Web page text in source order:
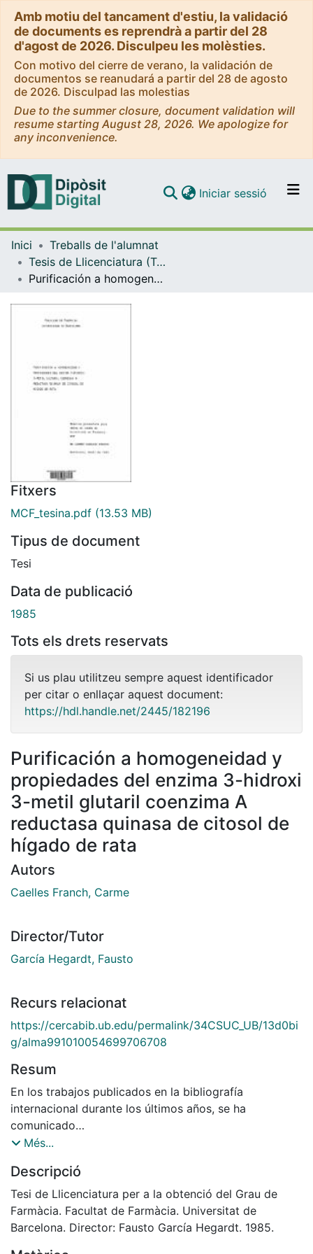
Amb motiu del tancament d'estiu, la validació
de documents es reprendrà a partir del 28
d'agost de 2026. Disculpeu les molèsties.
Con motivo del cierre de verano, la validación de
documentos se reanudará a partir del 28 de agosto
de 2026. Disculpad las molestias
Due to the summer closure, document validation will
resume starting August 28, 2026. We apologize for
any inconvenience.
Navega per tot el DD
Iniciar sessió (current)
Inici
Treballs de l'alumnat
Tesis de Llicenciatura (Tesines) - Farmàcia
Purificación a homogeneidad y propiedades del enzima 3-hidroxi 3-metil glutaril coenzima A reductasa quinasa de citosol de hígado de rata
Fitxers
MCF_tesina.pdf (13.53 MB)
Tipus de document
Tesi
Data de publicació
1985
Tots els drets reservats
Si us plau utilitzeu sempre aquest identificador
per citar o enllaçar aquest document:
https://hdl.handle.net/2445/182196
Purificación a homogeneidad y
propiedades del enzima 3-hidroxi
3-metil glutaril coenzima A
reductasa quinasa de citosol de
hígado de rata
Autors
Caelles Franch, Carme
Director/Tutor
García Hegardt, Fausto
Recurs relacionat
https://cercabib.ub.edu/permalink/34CSUC_UB/13d0bi
g/alma991010054699706708
Resum
En los trabajos publicados en la bibliografía
internacional durante los últimos años, se ha
comunicado
la purificación hasta homogeneidad aparente
fracción microsomal de hígado de rata. Se han
comunicado
también purificaciones parciales de actividad
Reductasa quinasa procedente de la fracción citosóli-'
Més...
Descripció
Tesi de Llicenciatura per a la obtenció del Grau de
Farmàcia. Facultat de Farmàcia. Universitat de
Barcelona. Director: Fausto García Hegardt. 1985.